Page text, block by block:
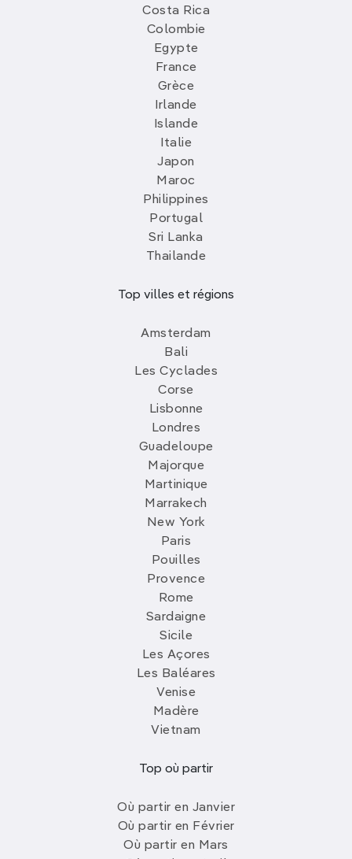
Costa Rica
Colombie
Egypte
France
Grèce
Irlande
Islande
Italie
Japon
Maroc
Philippines
Portugal
Sri Lanka
Thailande
Top villes et régions
Amsterdam
Bali
Les Cyclades
Corse
Lisbonne
Londres
Guadeloupe
Majorque
Martinique
Marrakech
New York
Paris
Pouilles
Provence
Rome
Sardaigne
Sicile
Les Açores
Les Baléares
Venise
Madère
Vietnam
Top où partir
Où partir en Janvier
Où partir en Février
Où partir en Mars